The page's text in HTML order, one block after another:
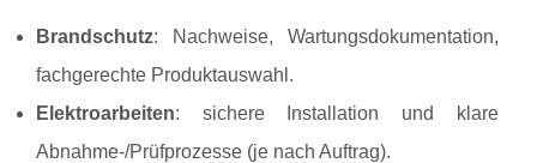
Brandschutz: Nachweise, Wartungsdokumentation,
fachgerechte Produktauswahl.
Elektroarbeiten: sichere Installation und klare
Abnahme-/Prüfprozesse (je nach Auftrag).